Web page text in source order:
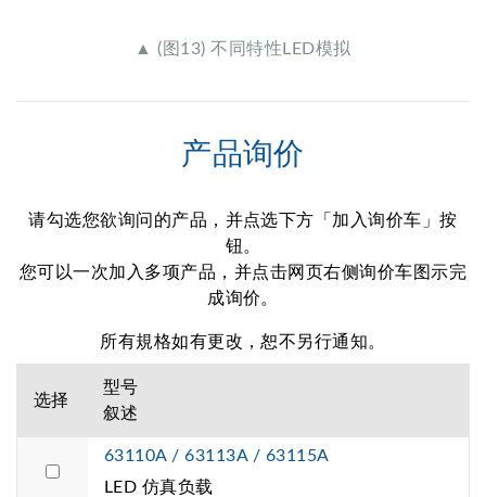
▲ (图13) 不同特性LED模拟
产品询价
请勾选您欲询问的产品，并点选下方「加入询价车」按
钮。
您可以一次加入多项产品，并点击网页右侧询价车图示完
成询价。
所有規格如有更改，恕不另行通知。
选择
型号
叙述
63110A / 63113A / 63115A
LED 仿真负载